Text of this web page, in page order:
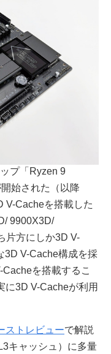
プ「Ryzen 9
始された（以降
V-Cacheを搭載した
9900X3D/
片方にしか3D V-
3D V-Cache構成を採
を搭載するこ
に3D V-Cacheが利用
ストレビューで解説
キャッシュ）に多量